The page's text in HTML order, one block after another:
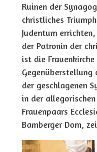
Ruinen der
christliches
Judentum
der Patronin der
ist die
Gegenüberstellung
der geschlagenen
in der
Frauenpaars
Bamberger Dom,